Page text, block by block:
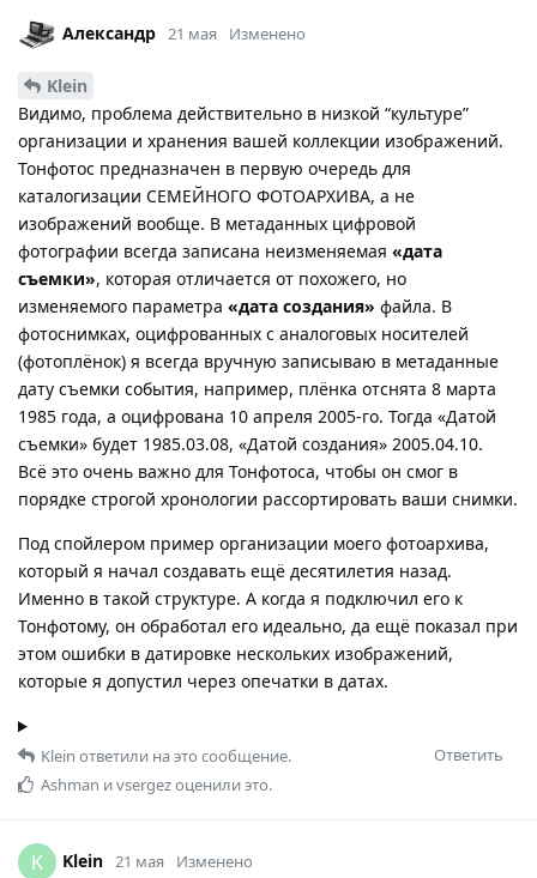
Александр 21 мая Изменено
Klein
Видимо, проблема действительно в низкой “культуре”
организации и хранения вашей коллекции изображений.
Тонфотос предназначен в первую очередь для
каталогизации СЕМЕЙНОГО ФОТОАРХИВА, а не
изображений вообще. В метаданных цифровой
фотографии всегда записана неизменяемая «дата
съемки», которая отличается от похожего, но
изменяемого параметра «дата создания» файла. В
фотоснимках, оцифрованных с аналоговых носителей
(фотоплёнок) я всегда вручную записываю в метаданные
дату съемки события, например, плёнка отснята 8 марта
1985 года, а оцифрована 10 апреля 2005-го. Тогда «Датой
съемки» будет 1985.03.08, «Датой создания» 2005.04.10.
Всё это очень важно для Тонфотоса, чтобы он смог в
порядке строгой хронологии рассортировать ваши снимки.
Под спойлером пример организации моего фотоархива,
который я начал создавать ещё десятилетия назад.
Именно в такой структуре. А когда я подключил его к
Тонфотому, он обработал его идеально, да ещё показал при
этом ошибки в датировке нескольких изображений,
которые я допустил через опечатки в датах.
Ответить
Klein ответили на это сообщение.
Ashman иvsergezоценили это.
K Klein 21 мая Изменено